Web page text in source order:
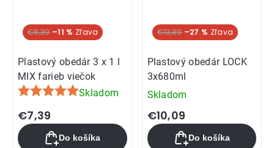
€8,39 –11 %
Plastový obedár 3 x 1 l
MIX farieb viečok
Priemerné
hodnotenie
produktu
je
Skladom
€7,39
Do košíka
Akcia
€13,89 –27 %
Plastový obedár LOCK
3x680ml
Skladom
€10,09
Do košíka